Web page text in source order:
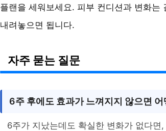
플랜을 세워보세요. 피부 컨디션과 변화는
내려놓으면 됩니다.
자주 묻는 질문
6주 후에도 효과가 느껴지지 않으면
6주가 지났는데도 확실한 변화가 없다